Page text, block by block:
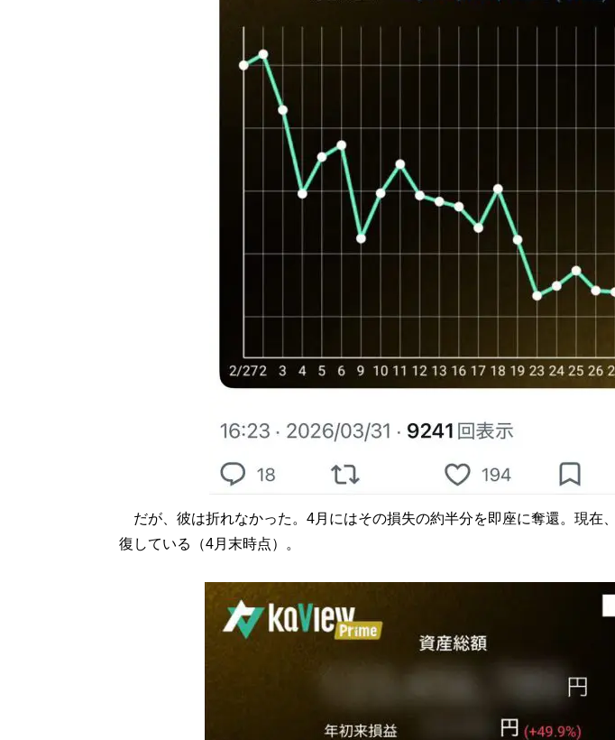
だが、彼は折れなかった。4月にはその損失の約半分を即座に奪還。現在
復している（4月末時点）。